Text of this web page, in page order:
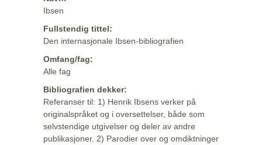
Ibsen
Fullstendig tittel:
Den internasjonale Ibsen-bibliografien
Omfang/fag:
Alle fag
Bibliografien dekker:
Referanser til: 1) Henrik Ibsens verker på
originalspråket og i oversettelser, både som
selvstendige utgivelser og deler av andre
publikasjoner. 2) Parodier over og omdiktninger